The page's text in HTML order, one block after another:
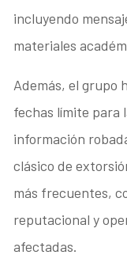
incluyendo
materiales
Además, el grupo
fechas límite para
información
clásico de
más frecuentes,
reputacional y
afectadas.